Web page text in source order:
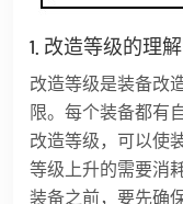
1. 改造等级的理解
改造等级是装备改
限。每个装备都有
改造等级，可以使
等级上升的需要消
装备之前，要先确